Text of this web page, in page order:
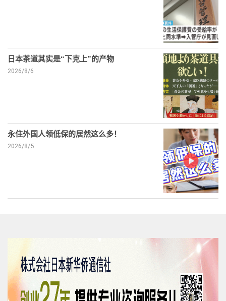
日本茶道其实是“下克上”的产物
2026/8/6
永住外国人领低保的居然这么多！
2026/8/5